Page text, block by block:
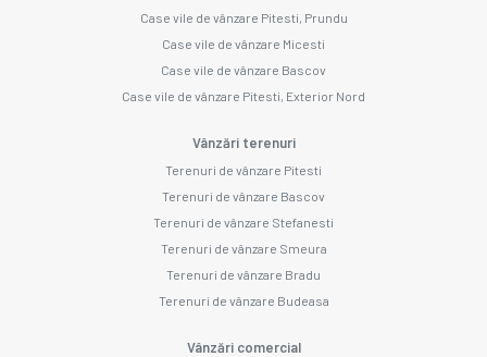
Case vile de vânzare Pitesti, Prundu
Case vile de vânzare Micesti
Case vile de vânzare Bascov
Case vile de vânzare Pitesti, Exterior Nord
Vânzări terenuri
Terenuri de vânzare Pitesti
Terenuri de vânzare Bascov
Terenuri de vânzare Stefanesti
Terenuri de vânzare Smeura
Terenuri de vânzare Bradu
Terenuri de vânzare Budeasa
Vânzări comercial